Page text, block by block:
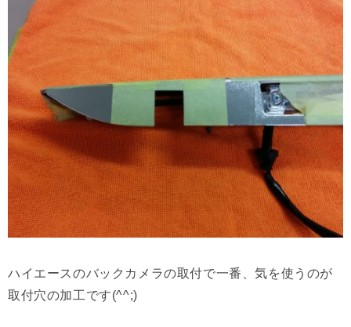
ハイエースのバックカメラの取付で一番、気を使うのが
取付穴の加工です(^^;)